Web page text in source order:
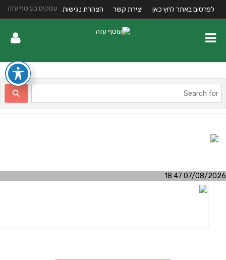
עסקים בעוטף עזה לפרסום באתר לחץ כאן יצירת קשר הצהרת נגישות
07/08/2026